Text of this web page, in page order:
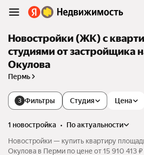
Новостройки (ЖК) с
студиями от застройщика
Окулова
Пермь
3 Фильтры Цена
Студия
1 новостройка •
по актуальности
Новостройки — купить квартиру
Окулова в Перми по цене от 15 910 413 ₽